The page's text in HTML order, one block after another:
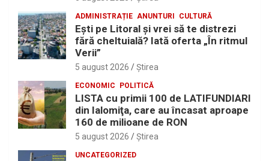
ADMINISTRAȚIE ANUNTURI CULTURĂ
Eşti pe Litoral şi vrei să te distrezi
fără cheltuială? Iată oferta „În ritmul
Verii”
5 august 2026 Ştirea
ECONOMIC POLITICĂ
LISTA cu primii 100 de LATIFUNDIARI
din Ialomiţa, care au încasat aproape
160 de milioane de RON
5 august 2026 Ştirea
UNCATEGORIZED